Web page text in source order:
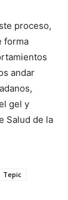
proceso,
forma
andar
gel y
Salud de la
Tepic